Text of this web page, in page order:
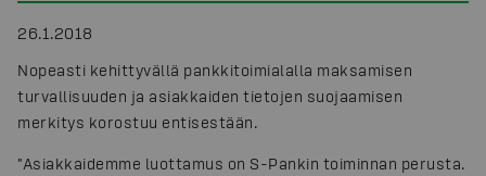
26.1.2018
Nopeasti kehittyvällä pankkitoimialalla maksamisen
turvallisuuden ja asiakkaiden tietojen suojaamisen
merkitys korostuu entisestään.
"Asiakkaidemme luottamus on S-Pankin toiminnan perusta.